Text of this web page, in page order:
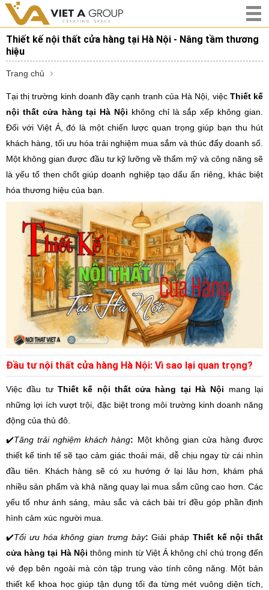
Thiết kế nội thất cửa hàng tại Hà Nội - Nâng tầm thương
hiệu
Trang chủ
Tại thị trường kinh doanh đầy cạnh tranh của Hà Nội, việc Thiết kế
nội thất cửa hàng tại Hà Nội không chỉ là sắp xếp không gian.
Đối với Việt Á, đó là một chiến lược quan trọng giúp bạn thu hút
khách hàng, tối ưu hóa trải nghiệm mua sắm và thúc đẩy doanh số.
Một không gian được đầu tư kỹ lưỡng về thẩm mỹ và công năng sẽ
là yếu tố then chốt giúp doanh nghiệp tạo dấu ấn riêng, khác biệt
hóa thương hiệu của bạn.
Đầu tư nội thất cửa hàng Hà Nội: Vì sao lại quan trọng?
Việc đầu tưThiết kế nội thất cửa hàng tại Hà Nội mang lại
những lợi ích vượt trội, đặc biệt trong môi trường kinh doanh năng
động của thủ đô.
✔️Tăng trải nghiệm khách hàng: Một không gian cửa hàng được
thiết kế tinh tế sẽ tạo cảm giác thoải mái, dễ chịu ngay từ cái nhìn
đầu tiên. Khách hàng sẽ có xu hướng ở lại lâu hơn, khám phá
nhiều sản phẩm và khả năng quay lại mua sắm cũng cao hơn. Các
yếu tố như ánh sáng, màu sắc và cách bài trí đều góp phần định
hình cảm xúc người mua.
✔️Tối ưu hóa không gian trưng bày: Giải pháp Thiết kế nội thất
cửa hàng tại Hà Nội thông minh từ Việt Á không chỉ chú trọng đến
vẻ đẹp bên ngoài mà còn tập trung vào tính công năng. Một bản
thiết kế khoa học giúp tận dụng tối đa từng mét vuông diện tích,